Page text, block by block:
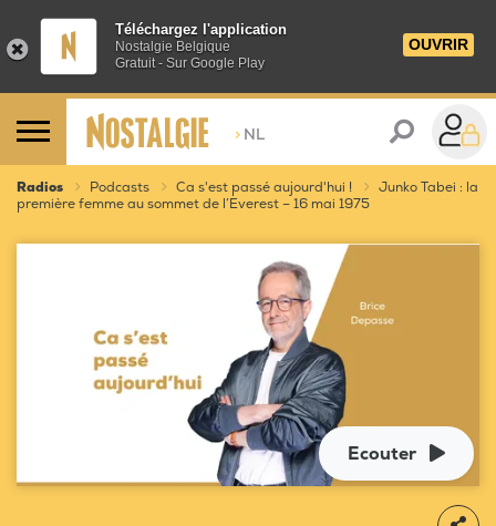
Téléchargez l'application
Nostalgie Belgique
Gratuit - Sur Google Play
OUVRIR
> NL
Radios Podcasts Ca s'est passé aujourd'hui !
Junko Tabei : la
première femme au sommet de l’Everest – 16 mai 1975
Ecouter